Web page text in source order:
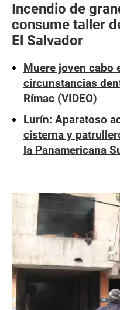
Incendio de
consume taller
El Salvador
Muere joven cabo
circunstancias
Rímac (VIDEO)
Lurín: Aparatoso
cisterna y
la Panamericana